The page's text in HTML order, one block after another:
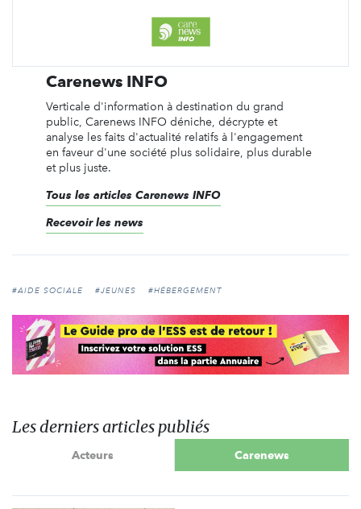
Carenews INFO
Verticale d'information à destination du grand
public, Carenews INFO déniche, décrypte et
analyse les faits d'actualité relatifs à l'engagement
en faveur d'une société plus solidaire, plus durable
et plus juste.
Tous les articles Carenews INFO
Recevoir les news
#AIDE SOCIALE #JEUNES #HÉBERGEMENT
Les derniers articles publiés
Acteurs Carenews